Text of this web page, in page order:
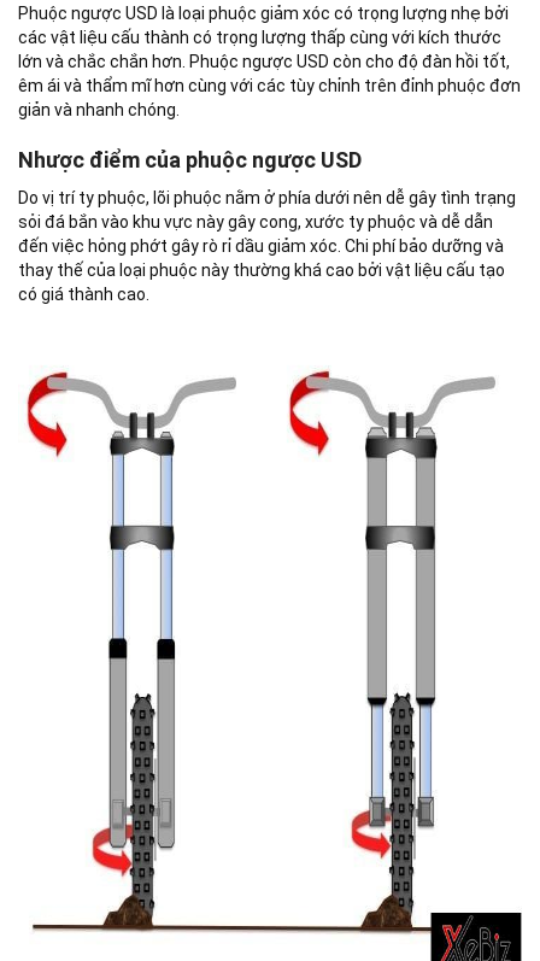
Phuộc ngược USD là loại phuộc giảm xóc có trọng lượng nhẹ bởi
các vật liệu cấu thành có trọng lượng thấp cùng với kích thước
lớn và chắc chắn hơn. Phuộc ngược USD còn cho độ đàn hồi tốt,
êm ái và thẩm mĩ hơn cùng với các tùy chỉnh trên đỉnh phuộc đơn
giản và nhanh chóng.
Nhược điểm của phuộc ngược USD
Do vị trí ty phuộc, lõi phuộc nằm ở phía dưới nên dễ gây tình trạng
sỏi đá bắn vào khu vực này gây cong, xước ty phuộc và dễ dẫn
đến việc hỏng phớt gây rò rỉ dầu giảm xóc. Chi phí bảo dưỡng và
thay thế của loại phuộc này thường khá cao bởi vật liệu cấu tạo
có giá thành cao.